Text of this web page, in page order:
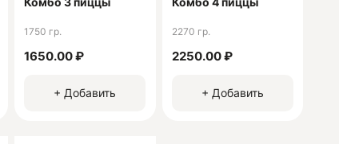
1750 гр.
1650.00 ₽
+ Добавить
2270 гр.
2250.00 ₽
+ Добавить